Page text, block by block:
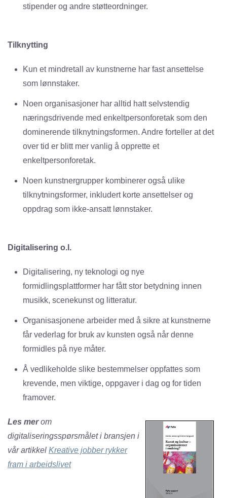
stipender og andre støtteordninger.
Tilknytting
Kun et mindretall av kunstnerne har fast ansettelse
som lønnstaker.
Noen organisasjoner har alltid hatt selvstendig
næringsdrivende med enkeltpersonforetak som den
dominerende tilknytningsformen. Andre forteller at det
over tid er blitt mer vanlig å opprette et
enkeltpersonforetak.
Noen kunstnergrupper kombinerer også ulike
tilknytningsformer, inkludert korte ansettelser og
oppdrag som ikke-ansatt lønnstaker.
Digitalisering o.l.
Digitalisering, ny teknologi og nye
formidlingsplattformer har fått stor betydning innen
musikk, scenekunst og litteratur.
Organisasjonene arbeider med å sikre at kunstnerne
får vederlag for bruk av kunsten også når denne
formidles på nye måter.
Å vedlikeholde slike bestemmelser oppfattes som
krevende, men viktige, oppgaver i dag og for tiden
framover.
Les merom
digitaliseringsspørsmålet i bransjen i
vår artikkel Kreative jobber rykker
fram i arbeidslivet